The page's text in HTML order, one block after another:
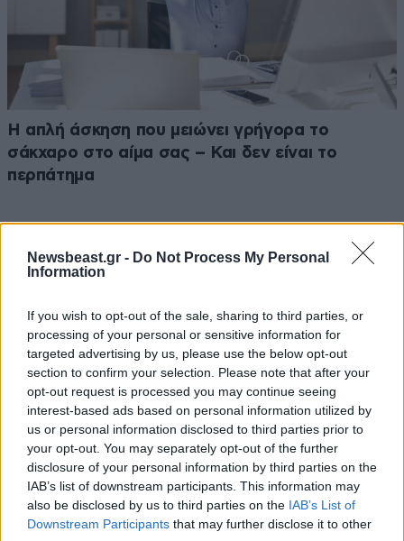
Newsbeast.gr - Do Not Process My Personal
Information
If you wish to opt-out of the sale, sharing to third parties, or
processing of your personal or sensitive information for
targeted advertising by us, please use the below opt-out
section to confirm your selection. Please note that after your
opt-out request is processed you may continue seeing
interest-based ads based on personal information utilized by
us or personal information disclosed to third parties prior to
your opt-out. You may separately opt-out of the further
disclosure of your personal information by third parties on the
IAB’s list of downstream participants. This information may
also be disclosed by us to third parties on the IAB’s List of
Downstream Participants that may further disclose it to other
Η απλή άσκηση που μειώνει γρήγορα το
σάκχαρο στο αίμα σας – Και δεν είναι το
περπάτημα
6 ασκήσεις που σας κρατούν λειτουργικούς
μετά τα 60 – Δυνατό σώμα όχι για